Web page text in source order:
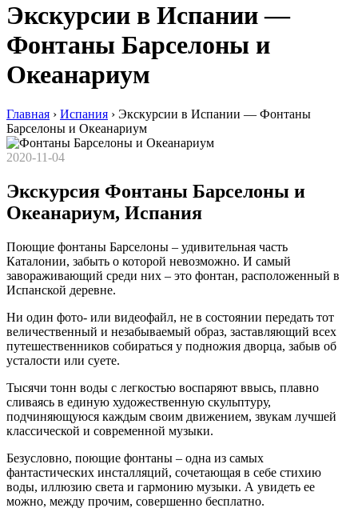
Экскурсии в Испании —
Фонтаны Барселоны и
Океанариум
Главная › Испания › Экскурсии в Испании — Фонтаны
Барселоны и Океанариум
2020-11-04
Экскурсия Фонтаны Барселоны и
Океанариум, Испания
Поющие фонтаны Барселоны – удивительная часть
Каталонии, забыть о которой невозможно. И самый
завораживающий среди них – это фонтан, расположенный в
Испанской деревне.
Ни один фото- или видеофайл, не в состоянии передать тот
величественный и незабываемый образ, заставляющий всех
путешественников собираться у подножия дворца, забыв об
усталости или суете.
Тысячи тонн воды с легкостью воспаряют ввысь, плавно
сливаясь в единую художественную скульптуру,
подчиняющуюся каждым своим движением, звукам лучшей
классической и современной музыки.
Безусловно, поющие фонтаны – одна из самых
фантастических инсталляций, сочетающая в себе стихию
воды, иллюзию света и гармонию музыки. А увидеть ее
можно, между прочим, совершенно бесплатно.